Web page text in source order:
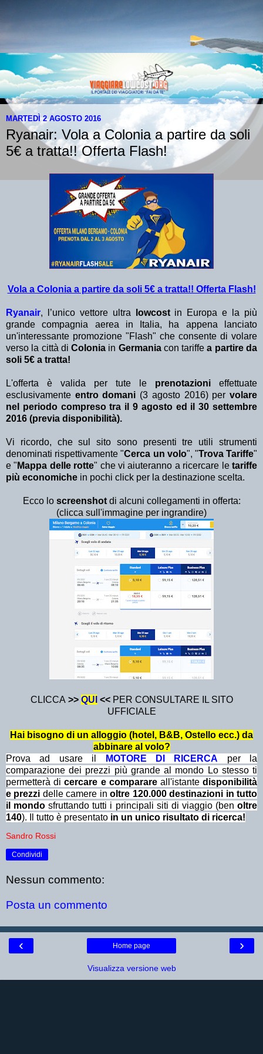
MARTEDÌ 2 AGOSTO 2016
Ryanair: Vola a Colonia a partire da soli
5€ a tratta!! Offerta Flash!
Vola a Colonia a partire da soli 5€ a tratta!! Offerta Flash!
Ryanair, l’unico vettore ultra lowcost in Europa e la più
grande compagnia aerea in Italia, ha appena lanciato
un'interessante promozione "Flash" che consente di volare
verso la città diColonia in Germaniacon tariffea partire da
soli 5€ a tratta!
L'offerta è valida per tute le prenotazioni effettuate
esclusivamente entro domani (3 agosto 2016) pervolare
nel periodo compreso tra il 9 agosto ed il 30 settembre
2016 (previa disponibilità).
Vi ricordo, che sul sito sono presenti tre utili strumenti
denominati rispettivamente "Cerca un volo", "Trova Tariffe"
e " Mappa delle rotte" che vi aiuteranno a ricercare letariffe
più economiche in pochi click per la destinazione scelta.
Ecco lo screenshot di alcuni collegamenti in offerta:
(clicca sull'immagine per ingrandire)
CLICCA >> QU <<PER CONSULTARE IL SITO
UFFICIALE
Hai bisogno di un alloggio (hotel, B&B, Ostello ecc.) da
abbinare al volo?
Prova ad usare il
MOTORE DI RICERCA
per la
comparazione dei prezzi più grande al mondo Lo stesso ti
permetterà dicercare e comparare all'istantedisponibilità
e prezzi delle camere inoltre 120.000 destinazioni in tutto
il mondo sfruttando tutti i principali siti di viaggio (benoltre
140). Il tutto è presentato in un unico risultato di ricerca!
Sandro Rossi
Condividi
Nessun commento:
Posta un commento
‹ ›
Home page
Visualizza versione web